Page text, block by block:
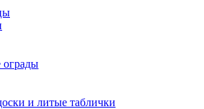
ограды
и литые таблички